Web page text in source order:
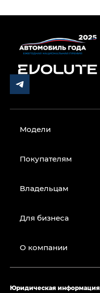
Модели
Покупателям
Владельцам
Для бизнеса
О компании
Юридическая информация